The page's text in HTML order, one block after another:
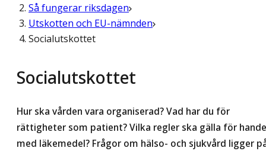
Så fungerar riksdagen
Utskotten och EU-nämnden
Socialutskottet
Social­utskottet
Hur ska vården vara organiserad? Vad har du för
rättigheter som patient? Vilka regler ska gälla för
med läkemedel? Frågor om hälso- och sjukvård ligger